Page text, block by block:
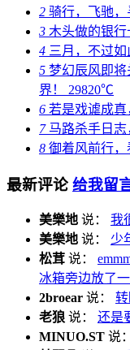
2 骑行，飞驰
3 木头做的银行
4 三月，不过如
5 梦幻辰风即
界！ 29820℃
6 若是戏谑成
7马路杀手日志
8 御着风前行
最新评论 给我留
美樂地 说： 我
美樂地 说： 少
松茸 说：
冰箱旁边放了
2broear 说：
老狼 说： 还是
MINUO.ST 说：